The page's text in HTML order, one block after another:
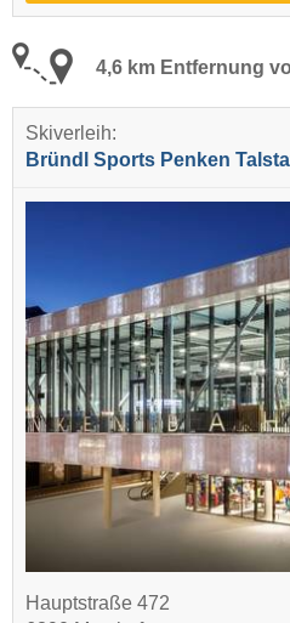
4,6 km Entfernung
Skiverleih:
Bründl Sports Penken
Hauptstraße 472